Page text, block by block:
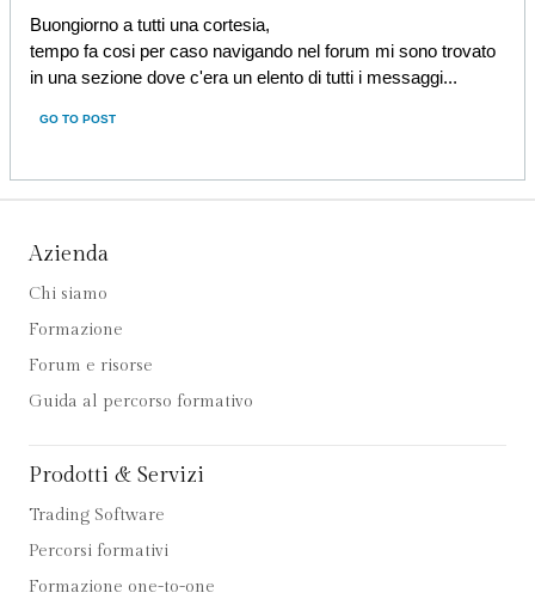
Buongiorno a tutti una cortesia,
tempo fa cosi per caso navigando nel forum mi sono trovato
in una sezione dove c'era un elento di tutti i messaggi...
GO TO POST
Azienda
Chi siamo
Formazione
Forum e risorse
Guida al percorso formativo
Prodotti & Servizi
Trading Software
Percorsi formativi
Formazione one-to-one